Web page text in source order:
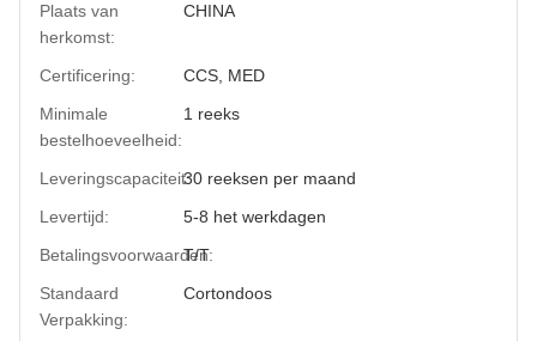
Plaats van
herkomst:
CHINA
Certificering:
CCS, MED
Minimale
bestelhoeveelheid:
1 reeks
Leveringscapaciteit:30 reeksen per maand
Levertijd:
5-8 het werkdagen
Betalingsvoorwaarden:
T/T
Standaard
Verpakking:
Cortondoos